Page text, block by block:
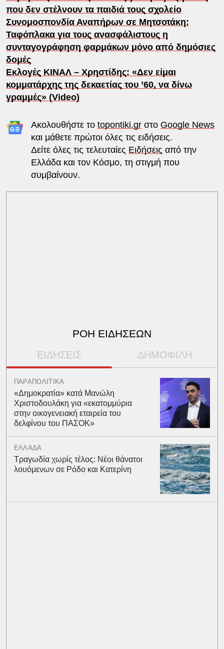
που δεν στέλνουν τα παιδιά τους σχολείο
Συνομοσπονδία Αναπήρων σε Μητσοτάκη:
Ταφόπλακα για τους ανασφάλιστους η
συνταγογράφηση φαρμάκων μόνο από δημόσιες
δομές
Εκλογές ΚΙΝΑΛ – Χρηστίδης: «Δεν είμαι
κομματάρχης της δεκαετίας του ’60, να δίνω
γραμμές» (Video)
Ακολουθήστε το topontiki.grστο Google News
και μάθετε πρώτοι όλες τις ειδήσεις.
Δείτε όλες τις τελευταίες Ειδήσεις από την
Ελλάδα και τον Κόσμο, τη στιγμή που
συμβαίνουν.
ΡΟΗ ΕΙΔΗΣΕΩΝ
ΕΙΔΗΣΕΙΣ ΔΗΜΟΦΙΛΗ
ΠΑΡΑΠΟΛΙΤΙΚΑ
«Δημοκρατία» κατά Μανώλη
Χριστοδουλάκη για «εκατομμύρια
στην οικογενειακή εταιρεία του
δελφίνου του ΠΑΣΟΚ»
ΕΛΛΑΔΑ
Τραγωδία χωρίς τέλος: Νέοι θάνατοι
λουόμενων σε Ρόδο και Κατερίνη